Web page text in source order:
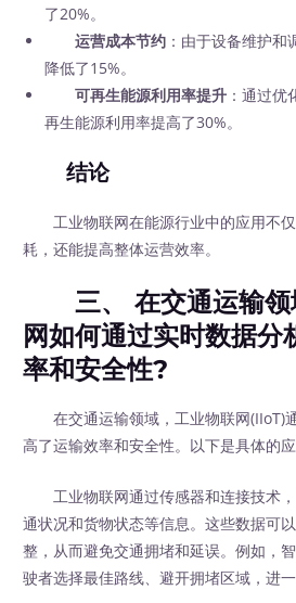
了20%。
运营成本节约 ：由于设备维护
降低了15%。
可再生能源利用率提升 ：通过
再生能源利用率提高了30%。
结论
工业物联网在能源行业中的应用不仅
耗，还能提高整体运营效率。
三、 在交通运输领
网如何通过实时数据分
率和安全性?
在交通运输领域，工业物联网(IIoT)
高了运输效率和安全性。以下是具体的
工业物联网通过传感器和连接技术，
通状况和货物状态等信息。这些数据可
整，从而避免交通拥堵和延误。例如，
驶者选择最佳路线、避开拥堵区域，进一